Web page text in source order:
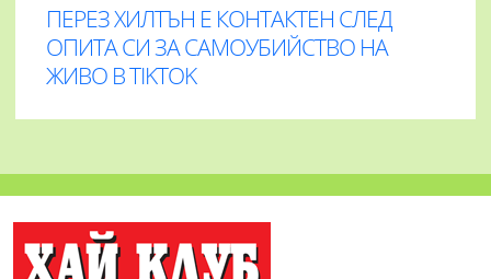
ПЕРЕЗ ХИЛТЪН Е КОНТАКТЕН СЛЕД
ОПИТА СИ ЗА САМОУБИЙСТВО НА
ЖИВО В TIKTOK